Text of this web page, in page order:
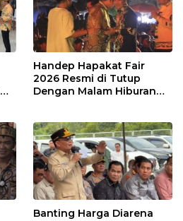
Handep Hapakat Fair
2026 Resmi di Tutup
Dengan Malam Hiburan
Banting Harga Diarena